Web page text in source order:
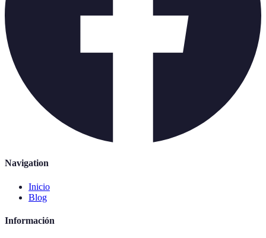
Navigation
Inicio
Blog
Información